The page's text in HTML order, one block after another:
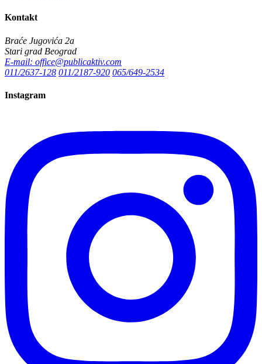
Kontakt
Braće Jugovića 2a
Stari grad Beograd
E-mail: office@publicaktiv.com
011/2637-128 011/2187-920 065/649-2534
Instagram